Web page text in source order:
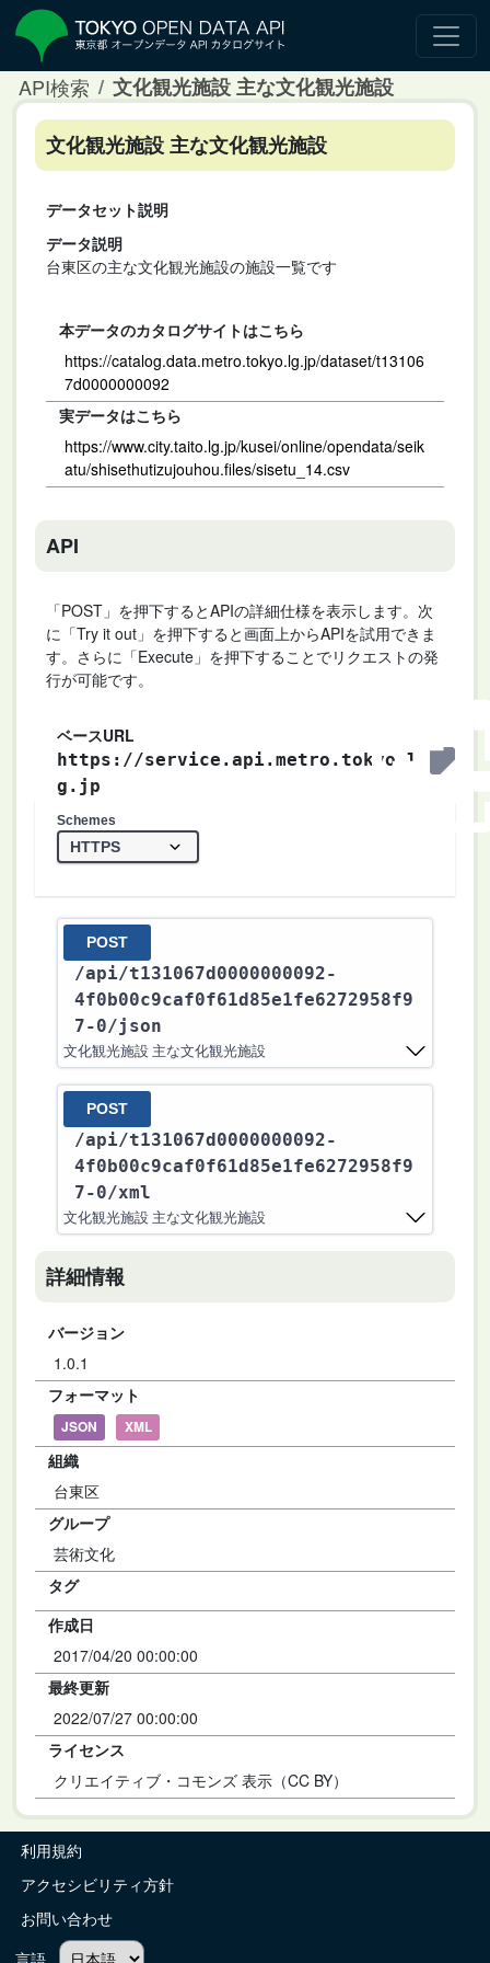
API検索 文化観光施設 主な文化観光施設
文化観光施設 主な文化観光施設
データセット説明
データ説明
台東区の主な文化観光施設の施設一覧です
本データのカタログサイトはこちら
https://catalog.data.metro.tokyo.lg.jp/dataset/t13106
7d0000000092
実データはこちら
https://www.city.taito.lg.jp/kusei/online/opendata/seik
atu/shisethutizujouhou.files/sisetu_14.csv
API
「POST」を押下するとAPIの詳細仕様を表示します。次
に「Try it out」を押下すると画面上からAPIを試用できま
す。さらに「Execute」を押下することでリクエストの発
行が可能です。
ベースURL
https://service.api.metro.tokyo.l
g.jp
Schemes
POST
/api/t131067d0000000092-
4f0b00c9caf0f61d85e1fe6272958f9
7-0/json
文化観光施設 主な文化観光施設
POST
/api/t131067d0000000092-
4f0b00c9caf0f61d85e1fe6272958f9
7-0/xml
文化観光施設 主な文化観光施設
詳細情報
バージョン
1.0.1
フォーマット
JSON XML
組織
台東区
グループ
芸術文化
タグ
作成日
2017/04/20 00:00:00
最終更新
2022/07/27 00:00:00
ライセンス
クリエイティブ・コモンズ 表示（CC BY）
利用規約
アクセシビリティ方針
お問い合わせ
言語